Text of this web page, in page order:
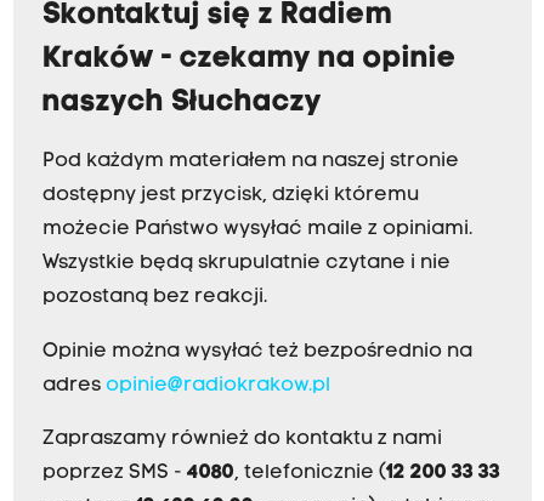
Skontaktuj się z Radiem
Kraków - czekamy na opinie
naszych Słuchaczy
Pod każdym materiałem na naszej stronie
dostępny jest przycisk, dzięki któremu
możecie Państwo wysyłać maile z opiniami.
Wszystkie będą skrupulatnie czytane i nie
pozostaną bez reakcji.
Opinie można wysyłać też bezpośrednio na
adres opinie@radiokrakow.pl
Zapraszamy również do kontaktu z nami
poprzez SMS - 4080, telefonicznie (12 200 33 33